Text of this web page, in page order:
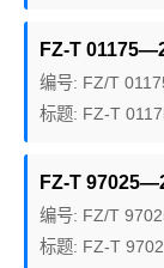
FZ-T
编号: FZ/T
标题: FZ-T
FZ-T
编号: FZ/T
标题: FZ-T